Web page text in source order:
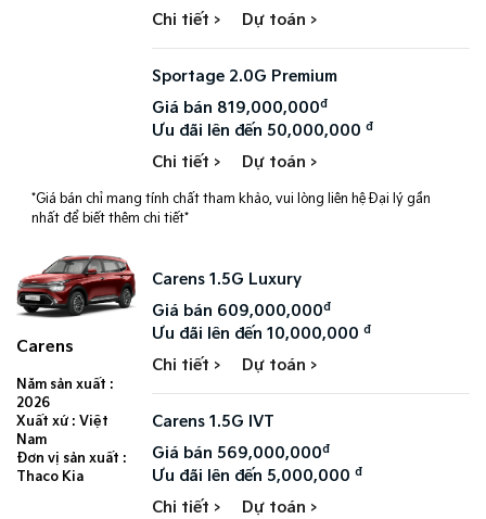
Chi tiết > Dự toán >
Sportage 2.0G Premium
Giá bán 819,000,000đ
Ưu đãi lên đến 50,000,000đ
Chi tiết > Dự toán >
*Giá bán chỉ mang tính chất tham khảo, vui lòng liên hệ Đại lý gần
nhất để biết thêm chi tiết*
Carens
Năm sản xuất :
2026
Xuất xứ : Việt
Nam
Đơn vị sản xuất :
Thaco Kia
Carens 1.5G Luxury
Giá bán 609,000,000đ
Ưu đãi lên đến 10,000,000đ
Chi tiết > Dự toán >
Carens 1.5G IVT
Giá bán 569,000,000đ
Ưu đãi lên đến 5,000,000đ
Chi tiết > Dự toán >